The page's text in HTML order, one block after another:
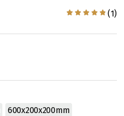
(1)
600x200x200mm